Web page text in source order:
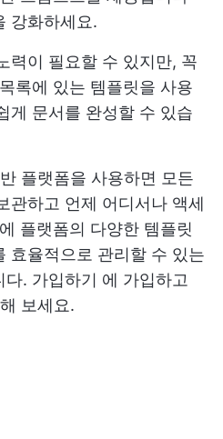
강화하세요.
력이 필요할 수 있지만, 꼭
록에 있는 템플릿을 사용
게 문서를 완성할 수 있습
플랫폼을 사용하면 모든
관하고 언제 어디서나 액세
플랫폼의 다양한 템플릿
효율적으로 관리할 수 있는
다. 가입하기 에 가입하고
보세요.